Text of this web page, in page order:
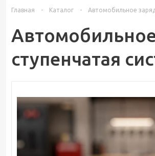
Главная - Каталог - Автомобильное
ступенчатая